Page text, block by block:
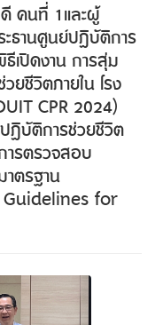
คนที่ 1และผู้
ะธานศูนย์ปฏิบัติการ
เปิดงาน การสุ่ม
ยชีวิตภายใน โรง
CPR 2024)
ฏิบัติการช่วยชีวิต
ารตรวจสอบ
าตรฐาน
for